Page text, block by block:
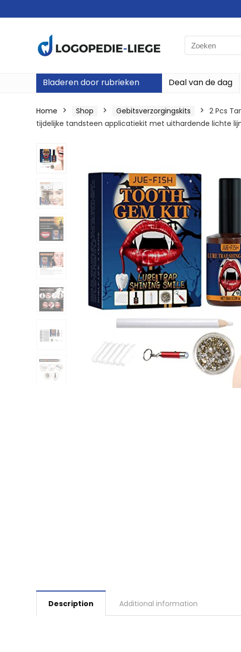
Search
for:
Bladeren door rubrieken Deal van de dag
Home Shop Gebitsverzorgingskits
2 Pcs
tijdelijke tandsteen applicatiekit met uithardende lichte
Description Additional information